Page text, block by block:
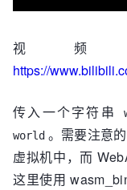
视频
https://
传入一个字符串
world 。需要注意
虚拟机中，而
这里使用